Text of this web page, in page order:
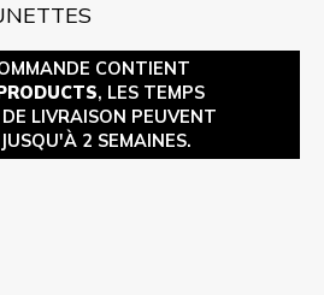
CONTIENT
, LES TEMPS
LIVRAISON PEUVENT
2 SEMAINES.